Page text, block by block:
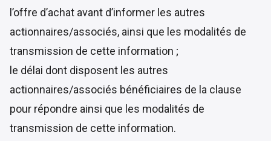
l’offre d’achat avant d’informer les autres
actionnaires/associés, ainsi que les modalités de
transmission de cette information ;
le délai dont disposent les autres
actionnaires/associés bénéficiaires de la clause
pour répondre ainsi que les modalités de
transmission de cette information.